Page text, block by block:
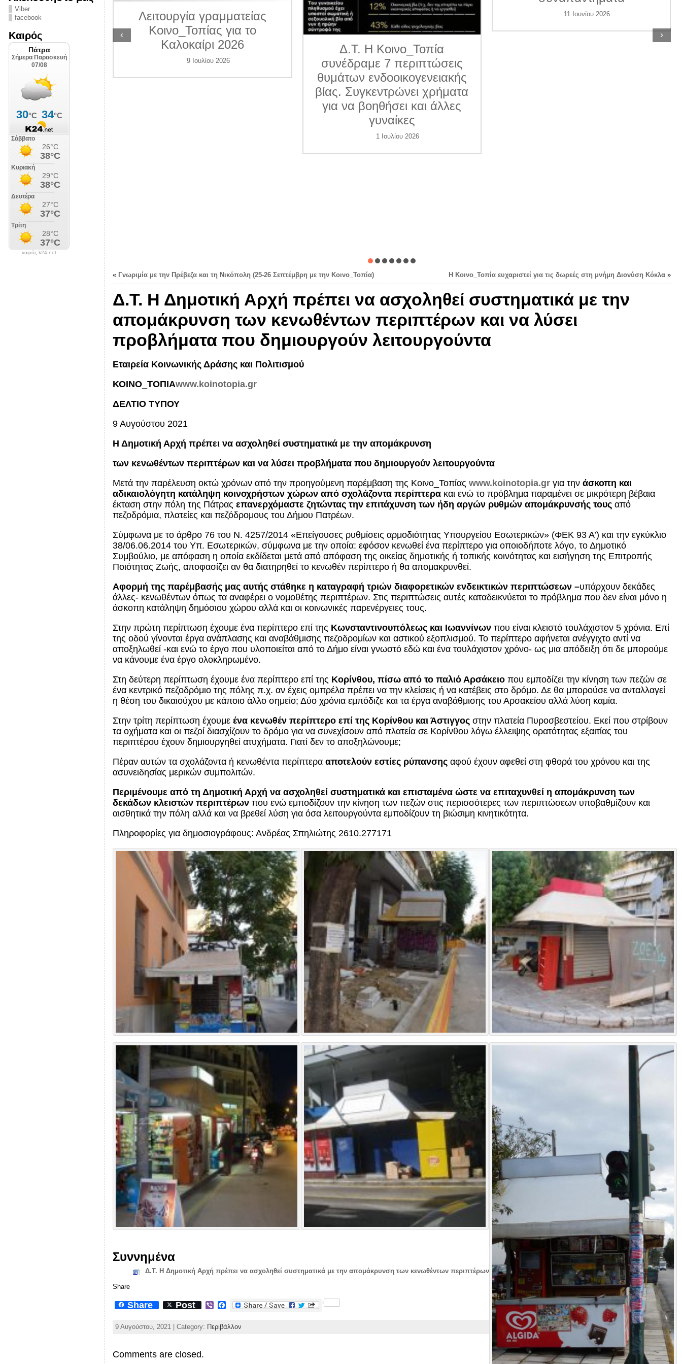
Viber
facebook
Καιρός
καιρός k24.net
Ιουλίου 2026
Λειτουργία γραμματείας
Κοινο_Τοπίας για το
Καλοκαίρι 2026
9 Ιουλίου 2026
Δ.Τ. Η Κοινο_Τοπία
συνέδραμε 7 περιπτώσεις
θυμάτων ενδοοικογενειακής
βίας. Συγκεντρώνει χρήματα
για να βοηθήσει και άλλες
γυναίκες
1 Ιουλίου 2026
11 Ιουνίου 2026
‹ ›
« Γνωριμία με την Πρέβεζα και τη Νικόπολη (25-26 Σεπτέμβρη με την Κοινο_Τοπία) Η Κοινο_Τοπία ευχαριστεί για τις δωρεές στη μνήμη Διονύση Κόκλα»
Δ.Τ. Η Δημοτική Αρχή πρέπει να ασχοληθεί συστηματικά με την
απομάκρυνση των κενωθέντων περιπτέρων και να λύσει
προβλήματα που δημιουργούν λειτουργούντα
Εταιρεία Κοινωνικής Δράσης και Πολιτισμού
ΚΟΙΝΟ_ΤΟΠΙΑwww.koinotopia.gr
ΔΕΛΤΙΟ ΤΥΠΟΥ
9 Αυγούστου 2021
Η Δημοτική Αρχή πρέπει να ασχοληθεί συστηματικά με την απομάκρυνση
των κενωθέντων περιπτέρων και να λύσει προβλήματα που δημιουργούν λειτουργούντα
Μετά την παρέλευση οκτώ χρόνων από την προηγούμενη παρέμβαση της Κοινο_Τοπίας www.koinotopia.grγια την άσκοπη και
αδικαιολόγητη κατάληψη κοινοχρήστων χώρων από σχολάζοντα περίπτερα και ενώ το πρόβλημα παραμένει σε μικρότερη βέβαια
έκταση στην πόλη της Πάτρας επανερχόμαστε ζητώντας την επιτάχυνση των ήδη αργών ρυθμών απομάκρυνσής τους από
πεζοδρόμια, πλατείες και πεζόδρομους του Δήμου Πατρέων.
Σύμφωνα με το άρθρο 76 του Ν. 4257/2014 «Επείγουσες ρυθμίσεις αρμοδιότητας Υπουργείου Εσωτερικών» (ΦΕΚ 93 Α’) και την εγκύκλιο
38/06.06.2014 του Υπ. Εσωτερικών, σύμφωνα με την οποία: εφόσον κενωθεί ένα περίπτερο για οποιοδήποτε λόγο, το Δημοτικό
Συμβούλιο, με απόφαση η οποία εκδίδεται μετά από απόφαση της οικείας δημοτικής ή τοπικής κοινότητας και εισήγηση της Επιτροπής
Ποιότητας Ζωής, αποφασίζει αν θα διατηρηθεί το κενωθέν περίπτερο ή θα απομακρυνθεί.
Αφορμή της παρέμβασής μας αυτής στάθηκε η καταγραφή τριών διαφορετικών ενδεικτικών περιπτώσεων –υπάρχουν δεκάδες
άλλες- κενωθέντων όπως τα αναφέρει ο νομοθέτης περιπτέρων. Στις περιπτώσεις αυτές καταδεικνύεται το πρόβλημα που δεν είναι μόνο η
άσκοπη κατάληψη δημόσιου χώρου αλλά και οι κοινωνικές παρενέργειες τους.
Στην πρώτη περίπτωση έχουμε ένα περίπτερο επί της Κωνσταντινουπόλεως και Ιωαννίνωνπου είναι κλειστό τουλάχιστον 5 χρόνια. Επί
της οδού γίνονται έργα ανάπλασης και αναβάθμισης πεζοδρομίων και αστικού εξοπλισμού. Το περίπτερο αφήνεται ανέγγιχτο αντί να
αποξηλωθεί -και ενώ το έργο που υλοποιείται από το Δήμο είναι γνωστό εδώ και ένα τουλάχιστον χρόνο- ως μια απόδειξη ότι δε μπορούμε
να κάνουμε ένα έργο ολοκληρωμένο.
Στη δεύτερη περίπτωση έχουμε ένα περίπτερο επί της Κορίνθου, πίσω από το παλιό Αρσάκειοπου εμποδίζει την κίνηση των πεζών σε
ένα κεντρικό πεζοδρόμιο της πόλης π.χ. αν έχεις ομπρέλα πρέπει να την κλείσεις ή να κατέβεις στο δρόμο. Δε θα μπορούσε να ανταλλαγεί
η θέση του δικαιούχου με κάποιο άλλο σημείο; Δύο χρόνια εμπόδιζε και τα έργα αναβάθμισης του Αρσακείου αλλά λύση καμία.
Στην τρίτη περίπτωση έχουμε ένα κενωθέν περίπτερο επί της Κορίνθου και Άστιγγοςστην πλατεία Πυροσβεστείου. Εκεί που στρίβουν
τα οχήματα και οι πεζοί διασχίζουν το δρόμο για να συνεχίσουν από πλατεία σε Κορίνθου λόγω έλλειψης ορατότητας εξαιτίας του
περιπτέρου έχουν δημιουργηθεί ατυχήματα. Γιατί δεν το αποξηλώνουμε;
Πέραν αυτών τα σχολάζοντα ή κενωθέντα περίπτερα αποτελούν εστίες ρύπανσηςαφού έχουν αφεθεί στη φθορά του χρόνου και της
ασυνειδησίας μερικών συμπολιτών.
Περιμένουμε από τη Δημοτική Αρχή να ασχοληθεί συστηματικά και επισταμένα ώστε να επιταχυνθεί η απομάκρυνση των
δεκάδων κλειστών περιπτέρων που ενώ εμποδίζουν την κίνηση των πεζών στις περισσότερες των περιπτώσεων υποβαθμίζουν και
αισθητικά την πόλη αλλά και να βρεθεί λύση για όσα λειτουργούντα εμποδίζουν τη βιώσιμη κινητικότητα.
Πληροφορίες για δημοσιογράφους: Ανδρέας Σπηλιώτης 2610.277171
Συννημένα
Δ.Τ. Η Δημοτική Αρχή πρέπει να ασχοληθεί συστηματικά με την απομάκρυνση των κενωθέντων περιπτέρων • 37 kB • 479 click 9 Αυγούστου 2021
Share
Share Post
V
e
F
e
9 Αυγούστου, 2021 | Category: Περιβάλλον
Comments are closed.